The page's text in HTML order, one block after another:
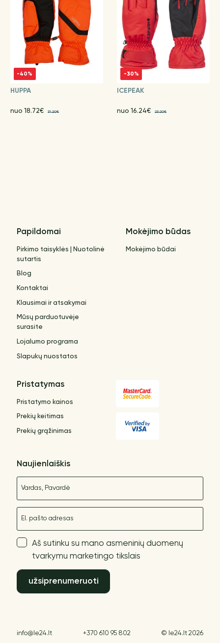
-40%
HUPPA
nuo 18.72€ 31.20€
-30%
ICEPEAK
nuo 16.24€ 23.20€
Papildomai
Pirkimo taisyklės | Nuotolinė
sutartis
Blog
Kontaktai
Klausimai ir atsakymai
Mūsų parduotuvėje
surasite
Lojalumo programa
Slapukų nuostatos
Mokėjimo būdas
Mokėjimo būdai
Pristatymas
Pristatymo kainos
Prekių keitimas
Prekių grąžinimas
Naujienlaiškis
Aš sutinku su mano asmeninių duomenų
tvarkymu marketingo tikslais
užsiprenumeruoti
info@le24.lt +370 610 95 802 © le24.lt 2026